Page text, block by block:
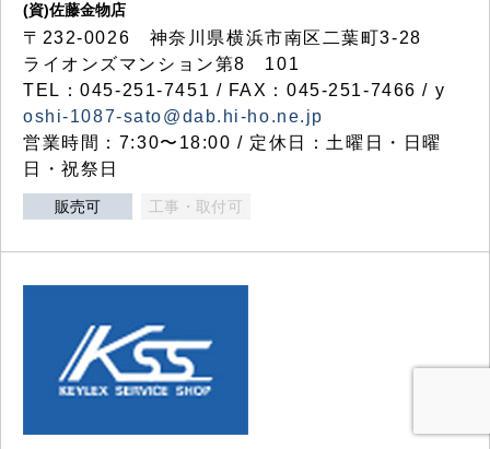
(資)佐藤金物店
〒232-0026 神奈川県横浜市南区二葉町3-28
ライオンズマンション第8 101
TEL：045-251-7451 / FAX：045-251-7466 / y
oshi-1087-sato@dab.hi-ho.ne.jp
営業時間：7:30〜18:00 / 定休日：土曜日・日曜
日・祝祭日
販売可 工事・取付可